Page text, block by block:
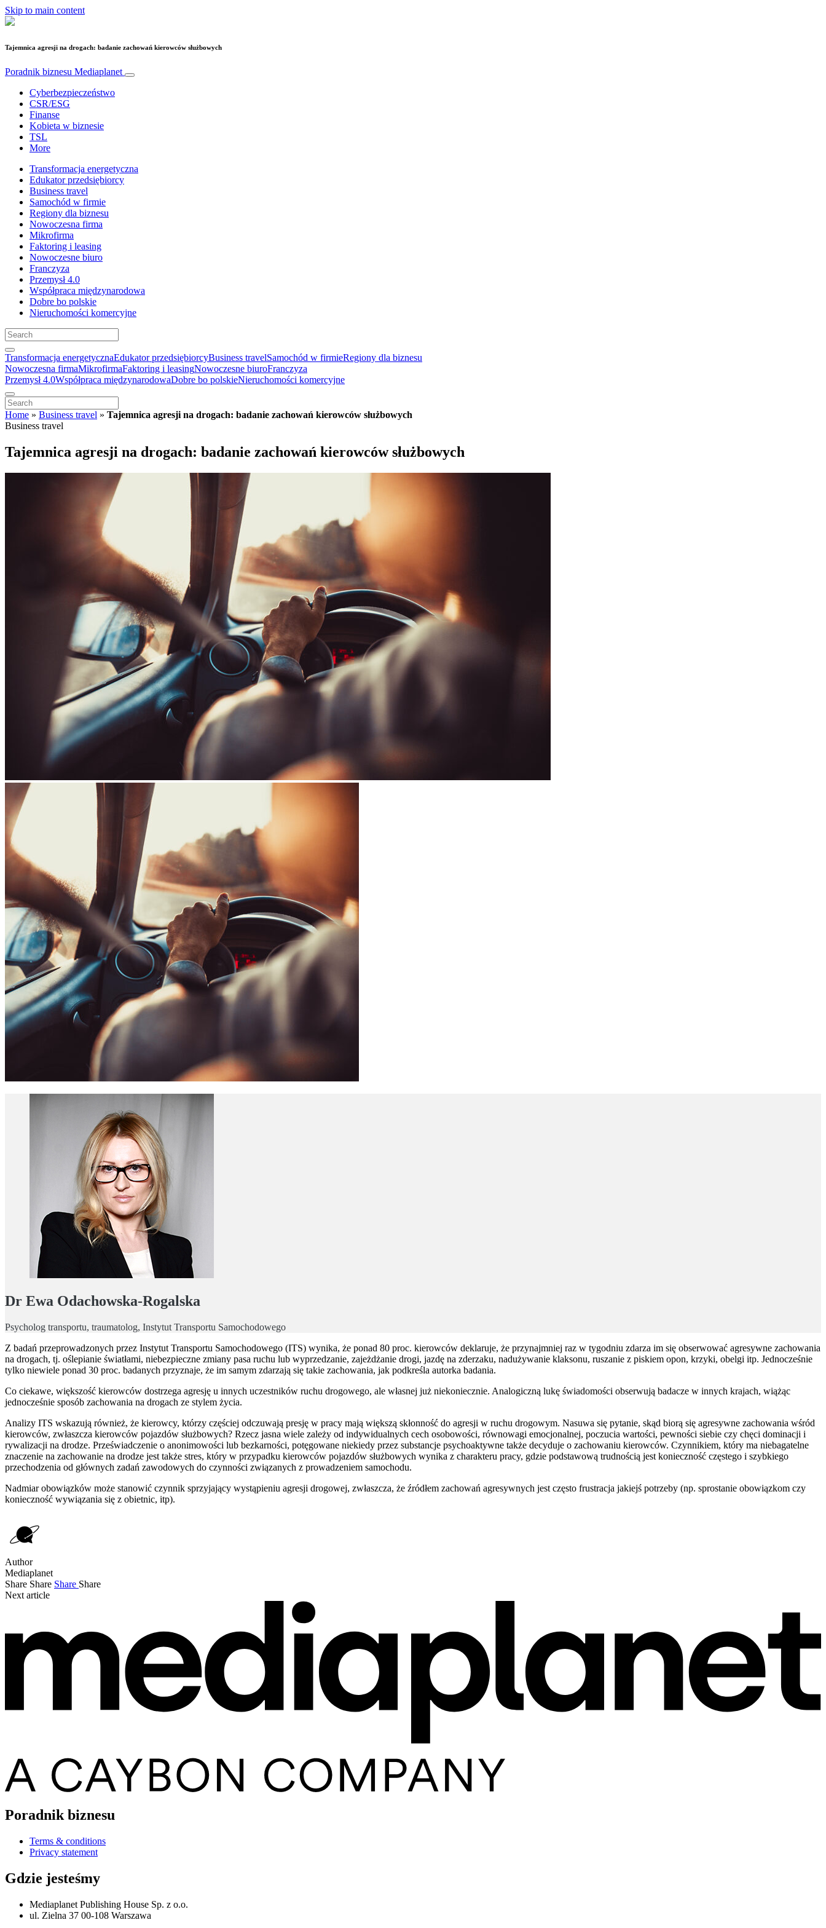
Skip to main content
Tajemnica agresji na drogach: badanie zachowań kierowców służbowych
Poradnik biznesu Mediaplanet
Cyberbezpieczeństwo
CSR/ESG
Finanse
Kobieta w biznesie
TSL
More
Transformacja energetyczna
Edukator przedsiębiorcy
Business travel
Samochód w firmie
Regiony dla biznesu
Nowoczesna firma
Mikrofirma
Faktoring i leasing
Nowoczesne biuro
Franczyza
Przemysł 4.0
Współpraca międzynarodowa
Dobre bo polskie
Nieruchomości komercyjne
Transformacja energetycznaEdukator przedsiębiorcyBusiness travelSamochód w firmieRegiony dla biznesu
Nowoczesna firmaMikrofirmaFaktoring i leasingNowoczesne biuroFranczyza
Przemysł 4.0Współpraca międzynarodowaDobre bo polskieNieruchomości komercyjne
Home » Business travel » Tajemnica agresji na drogach: badanie zachowań kierowców służbowych
Business travel
Tajemnica agresji na drogach: badanie zachowań kierowców służbowych
Dr Ewa Odachowska-Rogalska
Psycholog transportu, traumatolog, Instytut Transportu Samochodowego
Z badań przeprowadzonych przez Instytut Transportu Samochodowego (ITS) wynika, że ponad 80 proc. kierowców deklaruje, że przynajmniej raz w tygodniu zdarza im się obserwować agresywne zachowania
na drogach, tj. oślepianie światłami, niebezpieczne zmiany pasa ruchu lub wyprzedzanie, zajeżdżanie drogi, jazdę na zderzaku, nadużywanie klaksonu, ruszanie z piskiem opon, krzyki, obelgi itp. Jednocześnie
tylko niewiele ponad 30 proc. badanych przyznaje, że im samym zdarzają się takie zachowania, jak podkreśla autorka badania.
Co ciekawe, większość kierowców dostrzega agresję u innych uczestników ruchu drogowego, ale własnej już niekoniecznie. Analogiczną lukę świadomości obserwują badacze w innych krajach, wiążąc
jednocześnie sposób zachowania na drogach ze stylem życia.
Analizy ITS wskazują również, że kierowcy, którzy częściej odczuwają presję w pracy mają większą skłonność do agresji w ruchu drogowym. Nasuwa się pytanie, skąd biorą się agresywne zachowania wśród
kierowców, zwłaszcza kierowców pojazdów służbowych? Rzecz jasna wiele zależy od indywidualnych cech osobowości, równowagi emocjonalnej, poczucia wartości, pewności siebie czy chęci dominacji i
rywalizacji na drodze. Przeświadczenie o anonimowości lub bezkarności, potęgowane niekiedy przez substancje psychoaktywne także decyduje o zachowaniu kierowców. Czynnikiem, który ma niebagatelne
znaczenie na zachowanie na drodze jest także stres, który w przypadku kierowców pojazdów służbowych wynika z charakteru pracy, gdzie podstawową trudnością jest konieczność częstego i szybkiego
przechodzenia od głównych zadań zawodowych do czynności związanych z prowadzeniem samochodu.
Nadmiar obowiązków może stanowić czynnik sprzyjający wystąpieniu agresji drogowej, zwłaszcza, że źródłem zachowań agresywnych jest często frustracja jakiejś potrzeby (np. sprostanie obowiązkom czy
konieczność wywiązania się z obietnic, itp).
Author
Mediaplanet
Share Share Share Share
Next article
Poradnik biznesu
Terms & conditions
Privacy statement
Gdzie jesteśmy
Mediaplanet Publishing House Sp. z o.o.
ul. Zielna 37 00-108 Warszawa